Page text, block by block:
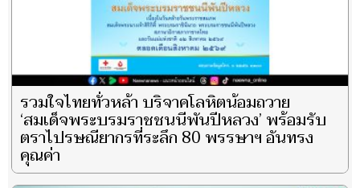
รวมใจไทยทั่วหล้า บริจาคโลหิตน้อมถวาย
‘สมเด็จพระบรมราชชนนีพันปีหลวง’ พร้อมรับ
ตราไปรษณียากรที่ระลึก 80 พรรษาฯ อันทรง
คุณค่า